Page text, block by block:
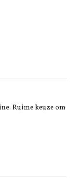
Ruime keuze om